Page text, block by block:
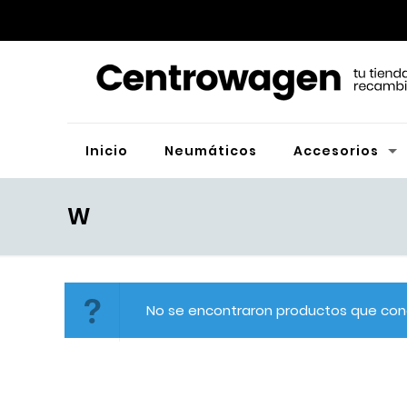
Inicio Neumáticos Accesorios
W
No se encontraron productos que